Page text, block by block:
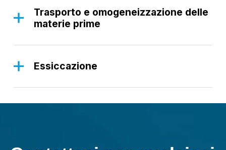
particelle di polvere vengano rimosse
efficacemente dall’aria, migliorando la qualità
dell’aria e mantenendo pulito l’ambiente produttivo.
Trasporto e omogeneizzazione delle
materie prime
e l’omogeneizzazione uniforme delle materie prime,
garantendo costanza nella miscela e migliorando la
qualità complessiva del cemento.
Essiccazione
ventilatori assicura la rimozione uniforme
dell’umidità dalle materie prime, ottimizzando l’uso